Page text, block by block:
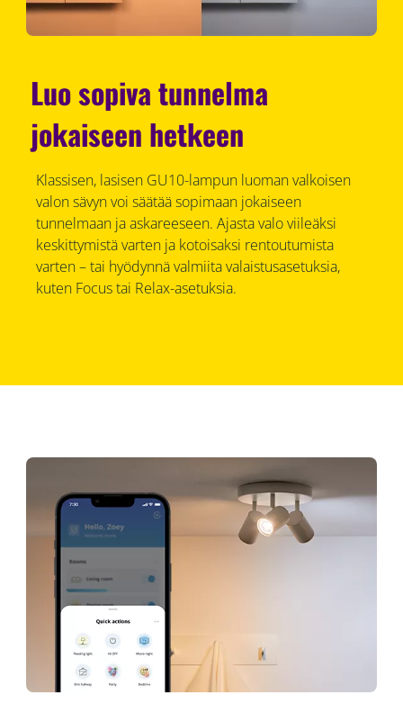
Luo sopiva tunnelma
jokaiseen hetkeen
Klassisen, lasisen GU10-lampun luoman valkoisen
valon sävyn voi säätää sopimaan jokaiseen
tunnelmaan ja askareeseen. Ajasta valo viileäksi
keskittymistä varten ja kotoisaksi rentoutumista
varten – tai hyödynnä valmiita valaistusasetuksia,
kuten Focus tai Relax-asetuksia.